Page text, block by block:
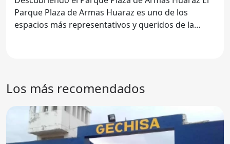
Parque Plaza de Armas Huaraz es uno de los
espacios más representativos y queridos de la
Los más recomendados